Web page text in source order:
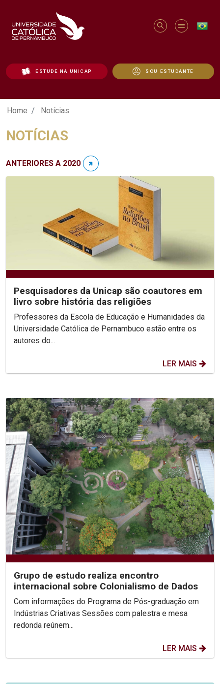
ESTUDE NA UNICAP SOU ESTUDANTE
Notícias - Unicap
Home Notícias
NOTÍCIAS
ANTERIORES A 2020
Pesquisadores da Unicap são coautores em
livro sobre história das religiões
Professores da Escola de Educação e Humanidades da
Universidade Católica de Pernambuco estão entre os
autores do...
LER MAIS
Grupo de estudo realiza encontro
internacional sobre Colonialismo de Dados
Com informações do Programa de Pós-graduação em
Indústrias Criativas Sessões com palestra e mesa
redonda reúnem...
LER MAIS